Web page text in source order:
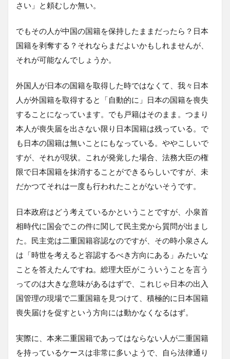
さい」と頼むしか無い。
でもその人が中国の国籍を保持したままだったら？日本
国籍を剥奪する？それならまだよいかもしれませんが、
それが可能なんでしょうか。
外国人が日本の国籍を取得した時ではなくて、我々日本
人が外国籍を取得すると「自動的に」日本の国籍を喪失
することになっています。でも戸籍はそのまま。つまり
本人が喪失届を出さない限り日本国籍は残っている。で
も日本の国籍は無いことにもなっている。ややこしいで
すが、それが現状。これが発覚した場合、法務大臣の権
限で日本国籍を抹消することができるらしいですが、未
だかつてそれは一度も行われたことがないそうです。
日本政府はどう考えているかということですが、小泉首
相時代に国会でこの件に関して民主党から質問が出まし
た。民主党は二重国籍容認なのですが、その時小泉さん
は「時世を考えると容認するべき方向にある」みたいな
ことを答えたんですね。総理大臣がこういうことを言う
ってのは大きな意味があるはずで、これじゃ日本の出入
国管理の現場で二重国籍を見つけて、積極的に日本国籍
喪失届けを促すという方向には動かなくなるはず。
実際に、本来二重国籍であってはならない人が二重国籍
を持っているケースは非常に多いようで、自ら法律通り